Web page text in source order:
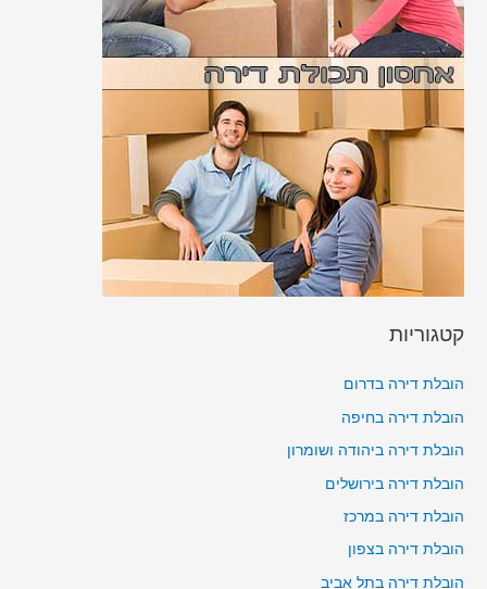
קטגוריות
הובלת דירה בדרום
הובלת דירה בחיפה
הובלת דירה ביהודה ושומרון
הובלת דירה בירושלים
הובלת דירה במרכז
הובלת דירה בצפון
הובלת דירה בתל אביב